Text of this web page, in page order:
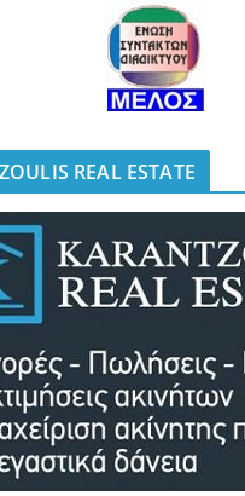
REAL ESTATE